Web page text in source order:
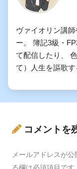
ヴァイオリン講
ー。 簿記3級・
て配信したり、
て）人生を謳歌す
コメントを
メールアドレスが公
る欄は必須項目です